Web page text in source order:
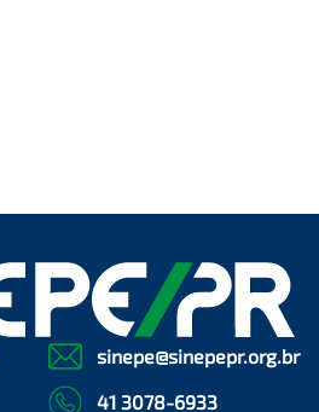
sinepe@sinepepr.org.br
41 3078-6933